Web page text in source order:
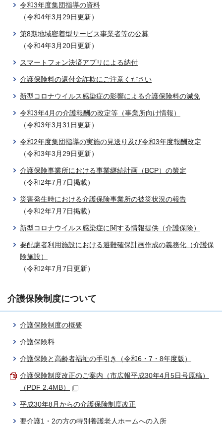
令和3年度集団指導の資料
（令和4年3月29日更新）
第8期地域密着型サービス事業者等の公募
（令和4年3月20日更新）
スマートフォン決済アプリによる納付
介護保険料の還付金詐欺にご注意ください
新型コロナウイルス感染症の影響による介護保険料の減免
令和3年4月の介護報酬の改定等（事業所向け情報）
（令和3年3月31日更新）
令和2年度集団指導の実施の見送り及び令和3年度報酬改定
（令和3年3月29日更新）
介護保険事業所における事業継続計画（BCP）の策定
（令和2年7月7日掲載）
災害発生時における介護保険事業所の被災状況の報告
（令和2年7月7日掲載）
新型コロナウイルス感染症に関する情報提供（介護保険）
要配慮者利用施設における避難確保計画作成の義務化（介護保
険施設）
（令和2年7月7日更新）
介護保険制度について
介護保険制度の概要
介護保険料
介護保険と高齢者福祉の手引き（令和6・7・8年度版）
介護保険制度改正のご案内（市広報平成30年4月5日号原稿）
（PDF 2.4MB）
平成30年8月からの介護保険制度改正
要介護1・2の方の特別養護老人ホームへの入所